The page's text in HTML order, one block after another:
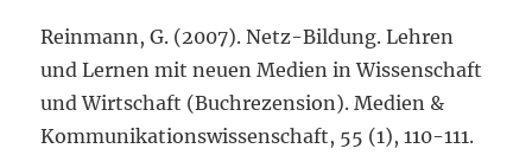
Reinmann, G. (2007). Netz-Bildung. Lehren
und Lernen mit neuen Medien in Wissenschaft
und Wirtschaft (Buchrezension). Medien &
Kommunikationswissenschaft, 55 (1), 110-111.